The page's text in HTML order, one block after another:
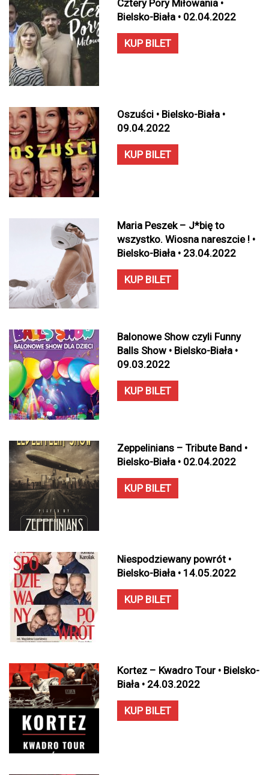
Cztery Pory Miłowania •
Bielsko-Biała • 02.04.2022
KUP BILET
Oszuści • Bielsko-Biała •
09.04.2022
KUP BILET
Maria Peszek – J*bię to
wszystko. Wiosna nareszcie ! •
Bielsko-Biała • 23.04.2022
KUP BILET
Balonowe Show czyli Funny
Balls Show • Bielsko-Biała •
09.03.2022
KUP BILET
Zeppelinians – Tribute Band •
Bielsko-Biała • 02.04.2022
KUP BILET
Niespodziewany powrót •
Bielsko-Biała • 14.05.2022
KUP BILET
Kortez – Kwadro Tour • Bielsko-
Biała • 24.03.2022
KUP BILET